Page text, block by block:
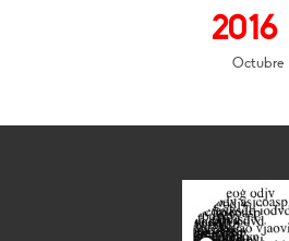
2016
Octubre